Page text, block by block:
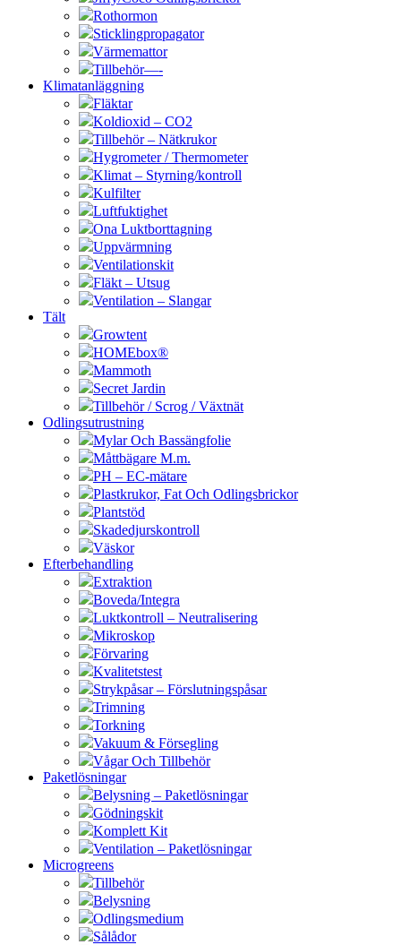
Rothormon
Sticklingpropagator
Värmemattor
Tillbehör—-
Klimatanläggning
Fläktar
Koldioxid – CO2
Tillbehör – Nätkrukor
Hygrometer / Thermometer
Klimat – Styrning/kontroll
Kulfilter
Luftfuktighet
Ona Luktborttagning
Uppvärmning
Ventilationskit
Fläkt – Utsug
Ventilation – Slangar
Tält
Growtent
HOMEbox®
Mammoth
Secret Jardin
Tillbehör / Scrog / Växtnät
Odlingsutrustning
Mylar Och Bassängfolie
Måttbägare M.m.
PH – EC-mätare
Plastkrukor, Fat Och Odlingsbrickor
Plantstöd
Skadedjurskontroll
Väskor
Efterbehandling
Extraktion
Boveda/Integra
Luktkontroll – Neutralisering
Mikroskop
Förvaring
Kvalitetstest
Strykpåsar – Förslutningspåsar
Trimning
Torkning
Vakuum & Försegling
Vågar Och Tillbehör
Paketlösningar
Belysning – Paketlösningar
Gödningskit
Komplett Kit
Ventilation – Paketlösningar
Microgreens
Tillbehör
Belysning
Odlingsmedium
Sålådor